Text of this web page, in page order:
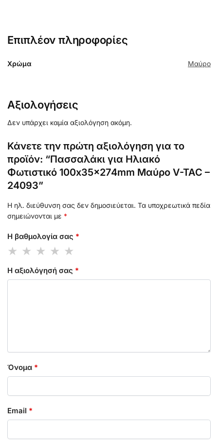
Επιπλέον πληροφορίες
Χρώμα Μαύρο
Αξιολογήσεις
Δεν υπάρχει καμία αξιολόγηση ακόμη.
Κάνετε την πρώτη αξιολόγηση για το
προϊόν: “Πασσαλάκι για Ηλιακό
Φωτιστικό 100x35x274mm Μαύρο V-TAC –
24093”
Η ηλ. διεύθυνση σας δεν δημοσιεύεται. Τα υποχρεωτικά πεδία
σημειώνονται με *
Η βαθμολογία σας *
Η αξιολόγησή σας *
Όνομα *
Email *